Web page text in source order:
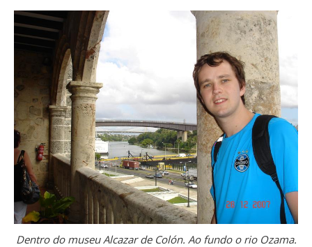
Dentro do museu Alcazar de Colón. Ao fundo o rio Ozama.